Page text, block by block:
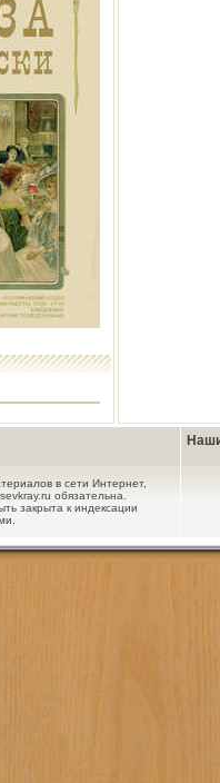
в сети Интернет,
обязательна.
закрыта к индексации